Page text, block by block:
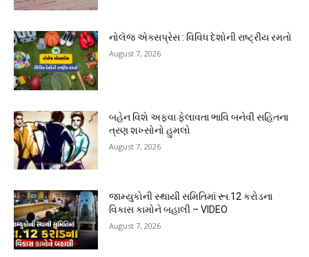
નોલેજ એક્સપ્રેસ : વિવિધ દેશોની રાષ્ટ્રીય રમતો
August 7, 2026
બહેન વિશે અફવા ફેલાવતા ભાવિ બનેવી સહિતના
ત્રણ શખ્સોનો હુમલો
August 7, 2026
જામ્યુકોની સ્થાયી સમિતિમાં રૂા.12 કરોડના
વિકાસ કામોને બહાલી – VIDEO
August 7, 2026